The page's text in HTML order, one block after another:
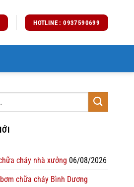
HOTLINE : 0937590699
cháy nhà xưởng 06/08/2026
chữa cháy Bình Dương